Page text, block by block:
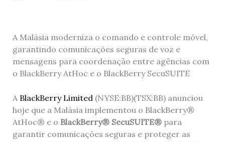
A Malásia moderniza o comando e controle móvel,
garantindo comunicações seguras de voz e
mensagens para coordenação entre agências com
o BlackBerry AtHoc e o BlackBerry SecuSUITE
A BlackBerry Limited(NYSE:BB)(TSX:BB) anunciou
hoje que a Malásia implementou o BlackBerry®
AtHoc® e o BlackBerry® SecuSUITE®para
garantir comunicações seguras e proteger as